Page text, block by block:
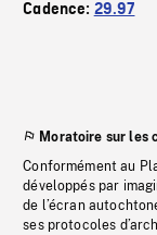
Cadence: 29.97
Moratoire sur les
Conformément au
développés par
de l’écran
ses protocoles